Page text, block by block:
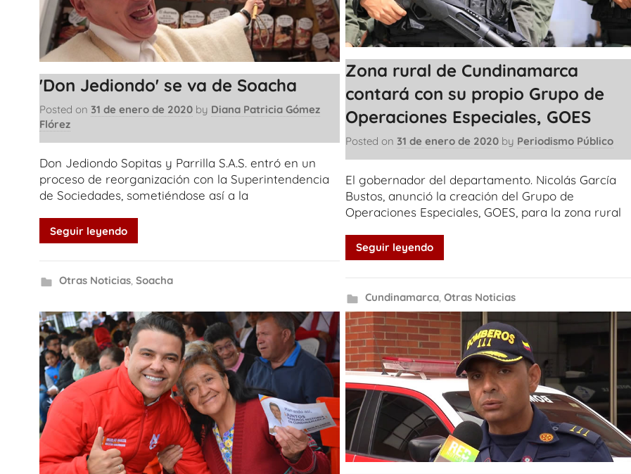
'Don Jediondo' se va de Soacha
Posted on 31 de enero de 2020 by Diana Patricia Gómez
Flórez
Don Jediondo Sopitas y Parrilla S.A.S. entró en un
proceso de reorganización con la Superintendencia
de Sociedades, sometiéndose así a la
Seguir leyendo
Otras Noticias, Soacha
Zona rural de Cundinamarca
contará con su propio Grupo de
Operaciones Especiales, GOES
Posted on31 de enero de 2020 by Periodismo Público
El gobernador del departamento. Nicolás García
Bustos, anunció la creación del Grupo de
Operaciones Especiales, GOES, para la zona rural
Seguir leyendo
Cundinamarca, Otras Noticias